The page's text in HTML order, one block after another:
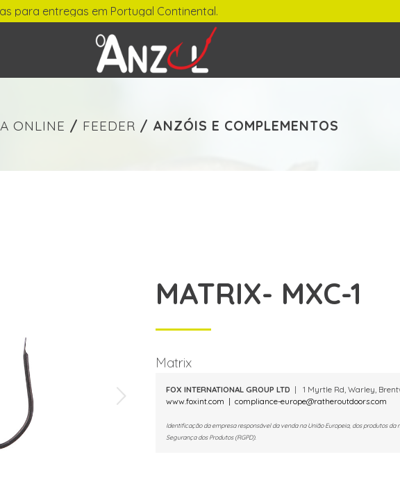
- € min./max.
em Portugal Continental.
ONLINE / FEEDER / ANZÓIS E COMPLEMENTOS
MATRIX- MXC-1
Matrix
FOX INTERNATIONAL GROUP LTD | 1 Myrtle Rd, Warley,
www.foxint.com | compliance-europe@ratheroutdoors.com
Identificação da empresa responsável da venda na União Europeia, dos produtos
Segurança dos Produtos (RGPD).